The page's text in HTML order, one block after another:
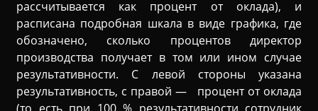
рассчитывается как процент от оклада), и
расписана подробная шкала в виде графика, где
обозначено, сколько процентов директор
производства получает в том или ином случае
результативности. С левой стороны указана
результативность, с правой — процент от оклада